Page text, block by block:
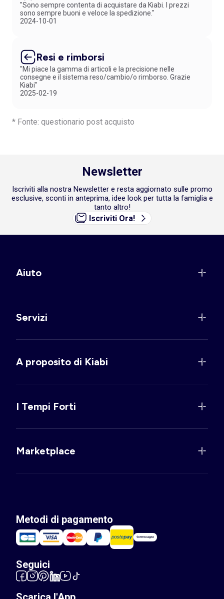
"Sono sempre contenta di acquistare da Kiabi. I prezzi
sono sempre buoni e veloce la spedizione."
2024-10-01
Resi e rimborsi
"Mi piace la gamma di articoli e la precisione nelle
consegne e il sistema reso/cambio/o rimborso. Grazie
Kiabi"
2025-02-19
* Fonte: questionario post acquisto
Newsletter
Iscriviti alla nostra Newsletter e resta aggiornato sulle promo
esclusive, sconti in anteprima, idee look per tutta la famiglia e
tanto altro!
Iscriviti Ora!
Aiuto
Servizi
A proposito di Kiabi
I Tempi Forti
Marketplace
Metodi di pagamento
Seguici